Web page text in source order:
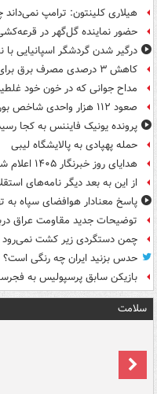
هیلاری کلینتون: ترامپ نمی‌داند
حضور نماینده گل‌گهر در
درگیر شدن گردشگر اسپانیایی
کاهش ۳ درصدی مصرف برق برای دومین سال متوالی
مداح جوانی که در خون خود
صعود ۱۱۲ هزار واحدی شاخص بورس در معاملات امروز
پرونده یونیک فایننس به کجا
حمله پهپادی به پالایشگاه لیبی
هدایای روز خبرنگار ۱۴۰۵ اعلام شد
از این به بعد دیگر نامه‌های
پاسخ معنادار هوافضای سپاه به
توضیحات جدید مقاومت عراق
چمن دستگردی زیر کشت نمی‌رود
حدس بزنید ایران چه رنگی است؟
بازیکن سابق پرسپولیس به
سلامت